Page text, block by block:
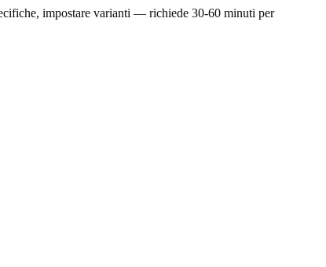
impostare varianti — richiede 30-60 minuti per